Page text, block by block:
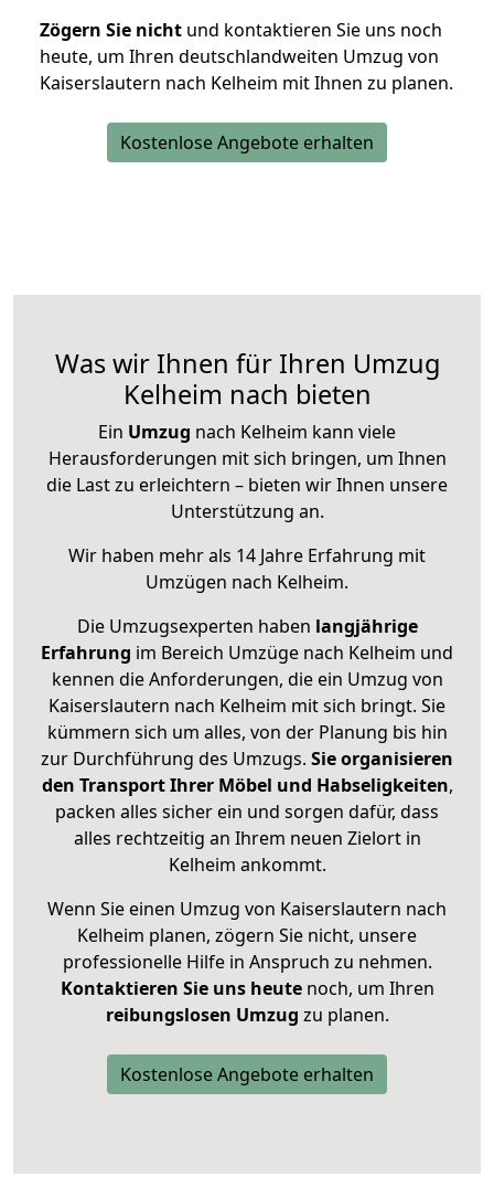
Zögern Sie nicht und kontaktieren Sie uns noch
heute, um Ihren deutschlandweiten Umzug von
Kaiserslautern nach Kelheim mit Ihnen zu planen.
Kostenlose Angebote erhalten
Was wir Ihnen für Ihren Umzug
Kelheim nach bieten
Ein Umzug nach Kelheim kann viele
Herausforderungen mit sich bringen, um Ihnen
die Last zu erleichtern – bieten wir Ihnen unsere
Unterstützung an.
Wir haben mehr als 14 Jahre Erfahrung mit
Umzügen nach Kelheim.
Die Umzugsexperten haben langjährige
Erfahrung im Bereich Umzüge nach Kelheim und
kennen die Anforderungen, die ein Umzug von
Kaiserslautern nach Kelheim mit sich bringt. Sie
kümmern sich um alles, von der Planung bis hin
zur Durchführung des Umzugs. Sie organisieren
den Transport Ihrer Möbel und Habseligkeiten,
packen alles sicher ein und sorgen dafür, dass
alles rechtzeitig an Ihrem neuen Zielort in
Kelheim ankommt.
Wenn Sie einen Umzug von Kaiserslautern nach
Kelheim planen, zögern Sie nicht, unsere
professionelle Hilfe in Anspruch zu nehmen.
Kontaktieren Sie uns heutenoch, um Ihren
reibungslosen Umzug zu planen.
Kostenlose Angebote erhalten